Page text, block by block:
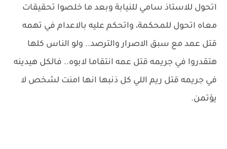
اتحول للاستاذ سامي للنيابة وبعد ما خلصوا تحقيقات
معاه اتحول للمحكمة، واتحكم عليه بالاعدام في تهمه
قتل عمد مع سبق الاصرار والترصد.. ولو الناس كلها
هتقدروا في جريمه قتل عمه انتقاما لابوه.. فالكل هيدينه
في جريمه قتل ريم اللي كل ذنبها انها امنت لشخص لا
يؤتمن.